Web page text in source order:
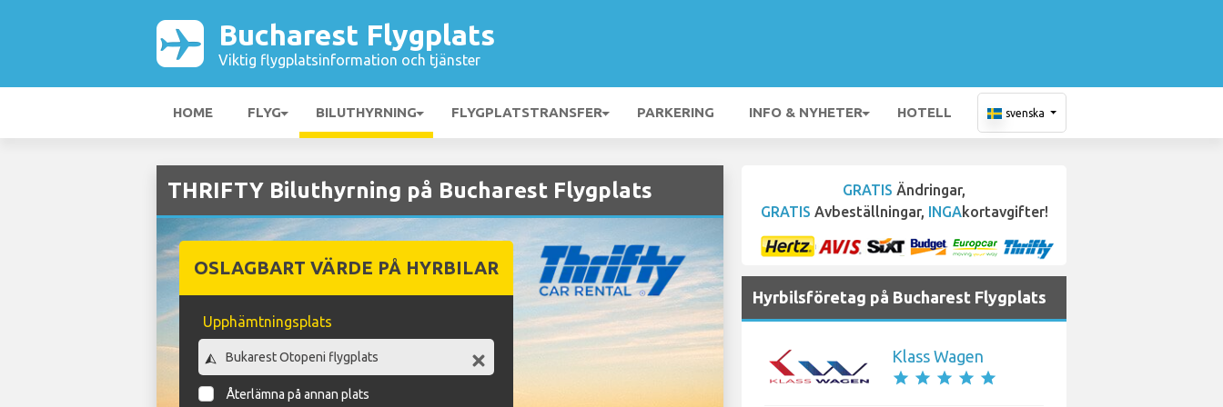
Bucharest Flygplats
Viktig flygplatsinformation och tjänster
HOME FLYG BILUTHYRNING FLYGPLATSTRANSFER PARKERING INFO & NYHETER HOTELL svenska
THRIFTY Biluthyrning på Bucharest Flygplats
OSLAGBART VÄRDE PÅ HYRBILAR
Upphämtningsplats
Återlämna på annan plats
GRATIS Ändringar,
GRATIS Avbeställningar, INGAkortavgifter!
Hyrbilsföretag på Bucharest Flygplats
Klass Wagen
star star star star star